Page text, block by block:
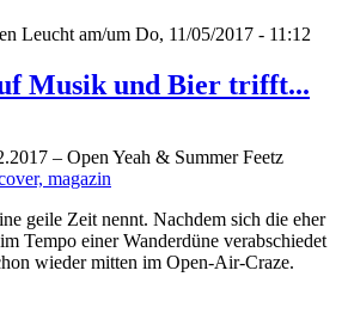
Leucht am/um Do, 11/05/2017 - 11:12
Musik und Bier trifft...
– Open Yeah & Summer Feetz
geile Zeit nennt. Nachdem sich die eher
Tempo einer Wanderdüne verabschiedet
wieder mitten im Open-Air-Craze.